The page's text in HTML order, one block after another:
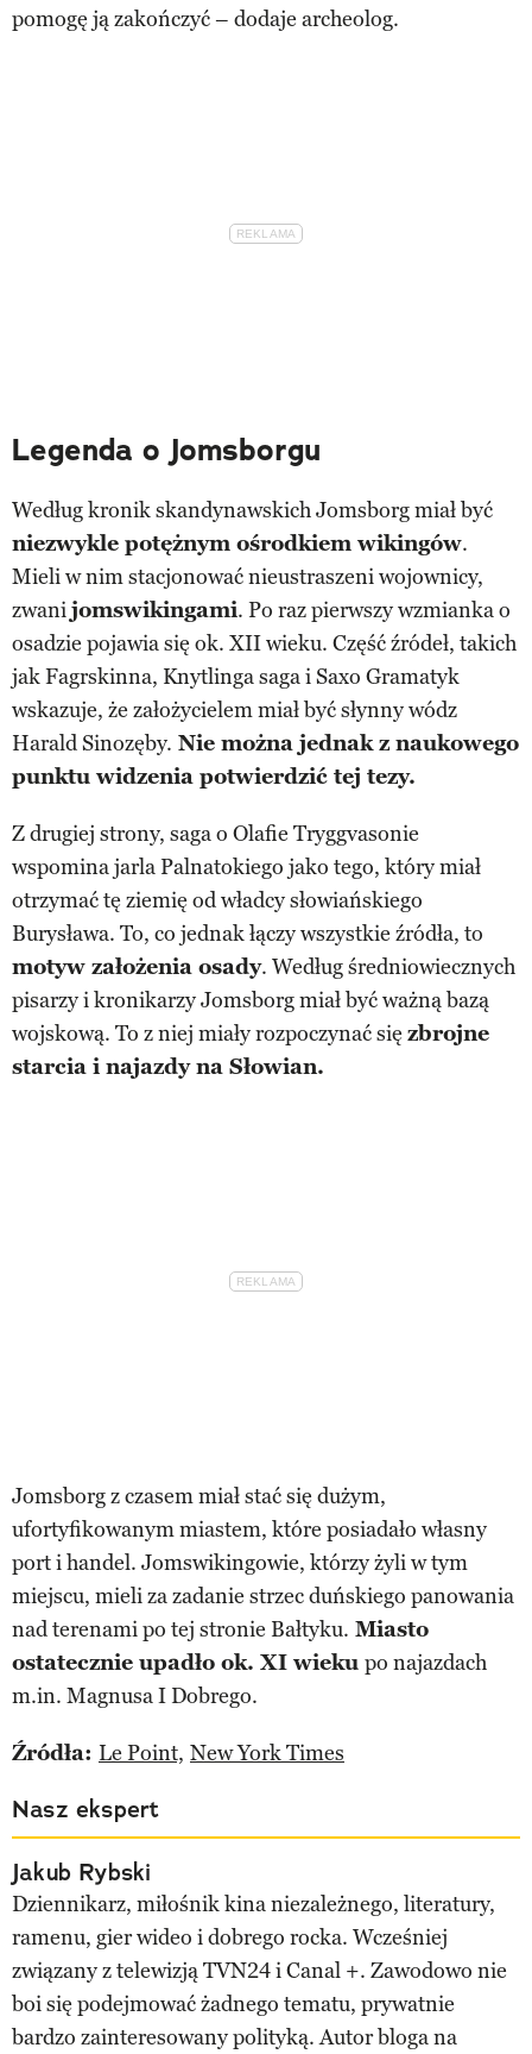
pomogę ją zakończyć – dodaje archeolog.
Legenda o Jomsborgu
Według kronik skandynawskich Jomsborg miał być
niezwykle potężnym ośrodkiem wikingów.
Mieli w nim stacjonować nieustraszeni wojownicy,
zwanijomswikingami. Po raz pierwszy wzmianka o
osadzie pojawia się ok. XII wieku. Część źródeł, takich
jak Fagrskinna, Knytlinga saga i Saxo Gramatyk
wskazuje, że założycielem miał być słynny wódz
Harald Sinozęby. Nie można jednak z naukowego
punktu widzenia potwierdzić tej tezy.
Z drugiej strony, saga o Olafie Tryggvasonie
wspomina jarla Palnatokiego jako tego, który miał
otrzymać tę ziemię od władcy słowiańskiego
Burysława. To, co jednak łączy wszystkie źródła, to
motyw założenia osady. Według średniowiecznych
pisarzy i kronikarzy Jomsborg miał być ważną bazą
wojskową. To z niej miały rozpoczynać się zbrojne
starcia i najazdy na Słowian.
Jomsborg z czasem miał stać się dużym,
ufortyfikowanym miastem, które posiadało własny
port i handel. Jomswikingowie, którzy żyli w tym
miejscu, mieli za zadanie strzec duńskiego panowania
nad terenami po tej stronie Bałtyku. Miasto
ostatecznie upadło ok. XI wieku po najazdach
m.in. Magnusa I Dobrego.
Źródła: Le Point, New York Times
Nasz ekspert
Jakub Rybski
Dziennikarz, miłośnik kina niezależnego, literatury,
ramenu, gier wideo i dobrego rocka. Wcześniej
związany z telewizją TVN24 i Canal +. Zawodowo nie
boi się podejmować żadnego tematu, prywatnie
bardzo zainteresowany polityką. Autor bloga na